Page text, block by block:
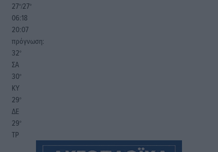
27°/27°
06:18
20:07
πρόγνωση:
32°
ΣΑ
30°
ΚΥ
29°
ΔΕ
29°
ΤΡ